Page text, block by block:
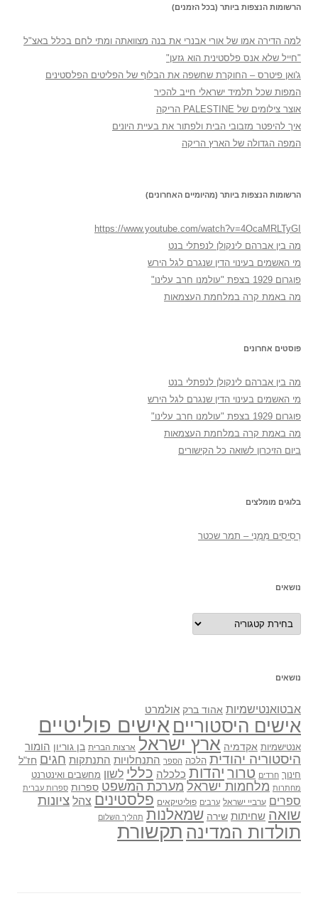
הרשומות הנצפות ביותר (בכל הזמנים)
למה הדירה אמו של אורי אבנרי את בנה מצוואתה ומתי לחם בכלל באצ"ל
"חייל שלא אנס פלסטינית הוא גזען"
ג'ואן פיטרס – החוקרת שחשפה את הבלוף של הפליטים הפלסטינים
המפות שכל תלמיד ישראלי חייב להכיר
אוצר צילומים של PALESTINE הריקה
איך להיפטר מזבובי הבית ולפתור את בעיית היונים
המפה הגדולה של הארץ הריקה
הרשומות הנצפות ביותר (מהיומיים האחרונים)
https://www.youtube.com/watch?v=4OcaMRLTyGI
מה בין אברהם לינקולן לנפתלי בנט
מי האשמים בעינוי הדין שנגרם לגל הירש
פוגרום 1929 בצפת "עולמנו חרב עלינו"
מה באמת קרה במלחמת העצמאות
פוסטים אחרונים
מה בין אברהם לינקולן לנפתלי בנט
מי האשמים בעינוי הדין שנגרם לגל הירש
פוגרום 1929 בצפת "עולמנו חרב עלינו"
מה באמת קרה במלחמת העצמאות
ביום הזיכרון לשואה כל הקישורים
בלוגים מומלצים
רְסִיסִים מִמֶנִי – תמר שכטר
נושאים
נושאים
נושאים
אבטואנטישמיות אהוד ברק אולמרט
אישים היסטוריים אישים פוליטיים
אנטישמיות אקדמיה ארץ ישראל ארצות הברית בן גוריון הומור
היסטוריה יהודית הלכה הספר התנחלויות התנתקות חגים חז"ל
חינוך חרדים טרור יהדות כלכלה כללי לשון מחשבים ואינטרנט
מחתרות מלחמות ישראל מערכת המשפט ספרות ספרות עברית
ספרים ערביי ישראל ערבים פוליטיקאים פלסטינים צהל ציונות
שואה שחיתות שירה שמאלנות תהליך השלום
תולדות המדינה תקשורת